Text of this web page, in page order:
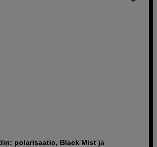
polarisaatio, Black Mist ja